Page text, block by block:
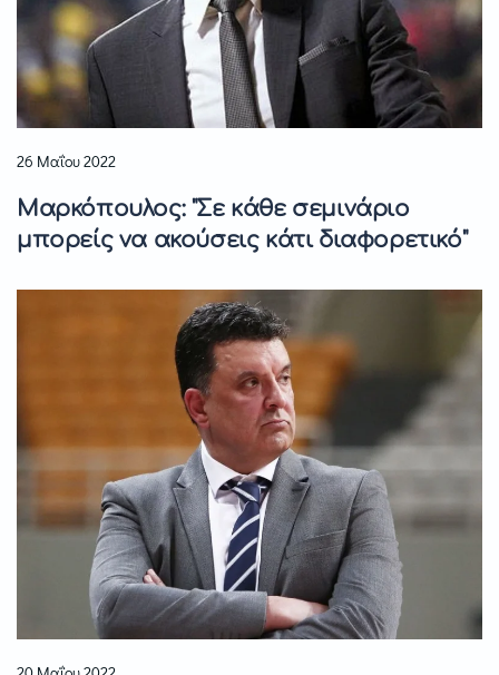
26 Μαΐου 2022
Μαρκόπουλος: "Σε κάθε σεμινάριο
μπορείς να ακούσεις κάτι διαφορετικό"